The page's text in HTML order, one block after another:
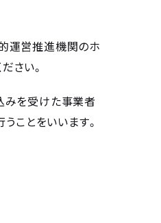
運営推進機関のホ
さい。
みを受けた事業者
ことをいいます。